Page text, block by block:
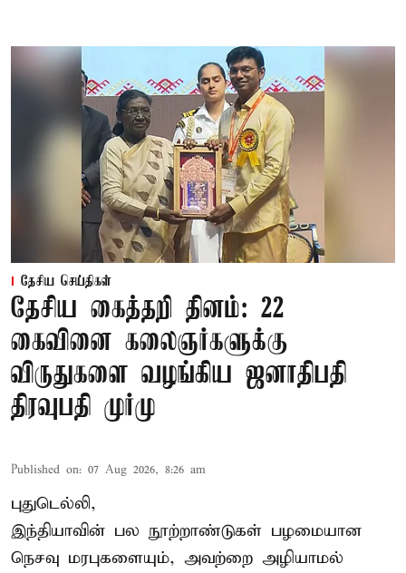
தேசிய செய்திகள்
தேசிய கைத்தறி தினம்: 22
கைவினை கலைஞர்களுக்கு
விருதுகளை வழங்கிய ஜனாதிபதி
திரவுபதி முர்மு
Published on: 07 Aug 2026, 8:26 am
புதுடெல்லி,
இந்தியாவின் பல நூற்றாண்டுகள் பழமையான
நெசவு மரபுகளையும், அவற்றை அழியாமல்